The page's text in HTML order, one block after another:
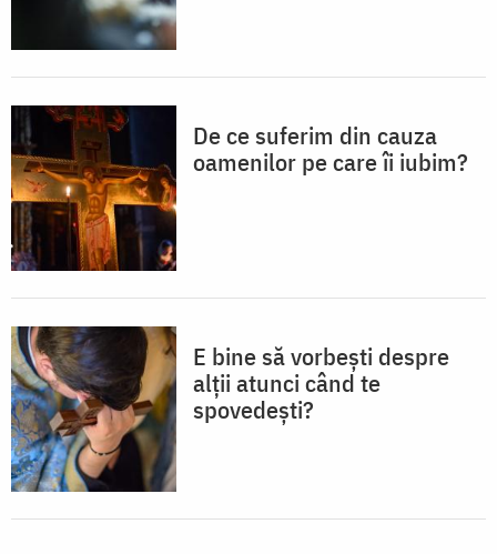
De ce suferim din cauza
oamenilor pe care îi iubim?
E bine să vorbești despre
alții atunci când te
spovedești?